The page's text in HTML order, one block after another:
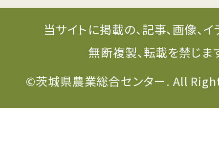
当サイトに掲載の、記事、画像、
無断複製、転載を禁じま
©茨城県農業総合センター. All